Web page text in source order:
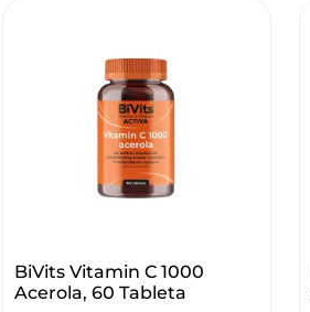
BiVits Vitamin C 1000
Acerola, 60 Tableta